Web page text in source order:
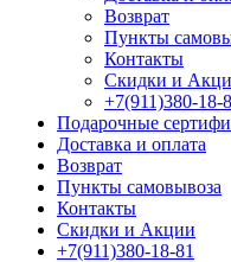
Возврат
Пункты
Контакты
Скидки и
+7(911)380-18-
Подарочные
Доставка и оплата
Возврат
Пункты самовывоза
Контакты
Скидки и Акции
+7(911)380-18-81